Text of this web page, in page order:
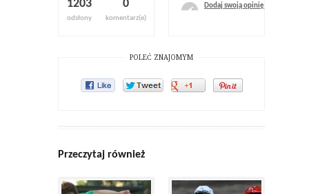
1203
odsłony
0
komentarz(e)
Dodaj swoją opinię
POLEĆ ZNAJOMYM
Przeczytaj również